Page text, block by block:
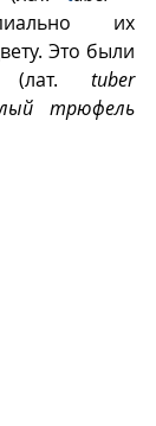
их
tuber
трюфель